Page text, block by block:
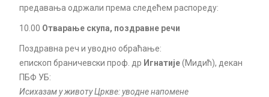
предавања одржали према следећем распореду:
10.00 Отварање скупа, поздравне речи
Поздравна реч и уводно обраћање:
епископ браничевски проф. др Игнатије(Мидић), декан
ПБФ УБ:
Исихазам у животу Цркве: уводне напомене